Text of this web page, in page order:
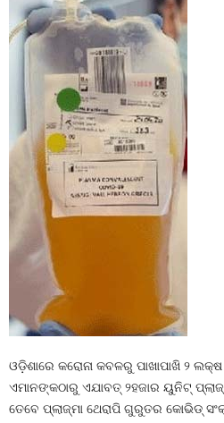
ଓଡ଼ିଶାରେ କରୋନା କବଳରୁ ପାଖାପାଖି ୨
ଏମାନଙ୍କଠାରୁ ଏଯାବତ୍‍ ୨ହଜାର ୟୁନିଟ୍‍
ତେବେ ପ୍ଲାଜ୍‍ମା ଥେରାପି ଗୁରୁତର କୋଭିଡ୍‍